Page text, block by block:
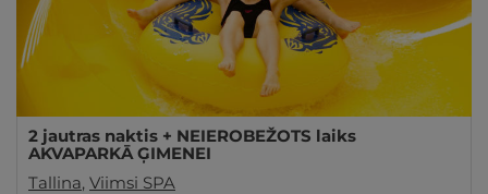
2 jautras naktis + NEIEROBEŽOTS laiks
AKVAPARKĀ ĢIMENEI
Tallina, Viimsi SPA